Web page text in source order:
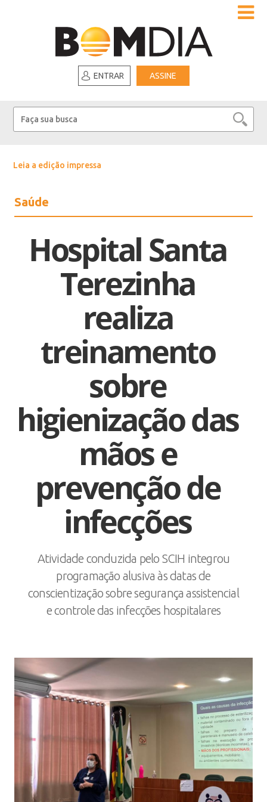
ENTRAR ASSINE
Leia a edição impressa
Saúde
Hospital Santa
Terezinha
realiza
treinamento
sobre
higienização das
mãos e
prevenção de
infecções
Atividade conduzida pelo SCIH integrou
programação alusiva às datas de
conscientização sobre segurança assistencial
e controle das infecções hospitalares